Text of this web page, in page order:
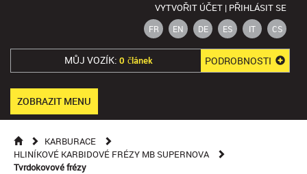
VYTVOŘIT ÚČET | PŘIHLÁSIT SE
FR EN DE ES IT CS
MŮJ VOZÍK: 0 článek PODROBNOSTI
ZOBRAZIT MENU
KARBURACE
HLINÍKOVÉ KARBIDOVÉ FRÉZY MB SUPERNOVA
Tvrdokovové frézy